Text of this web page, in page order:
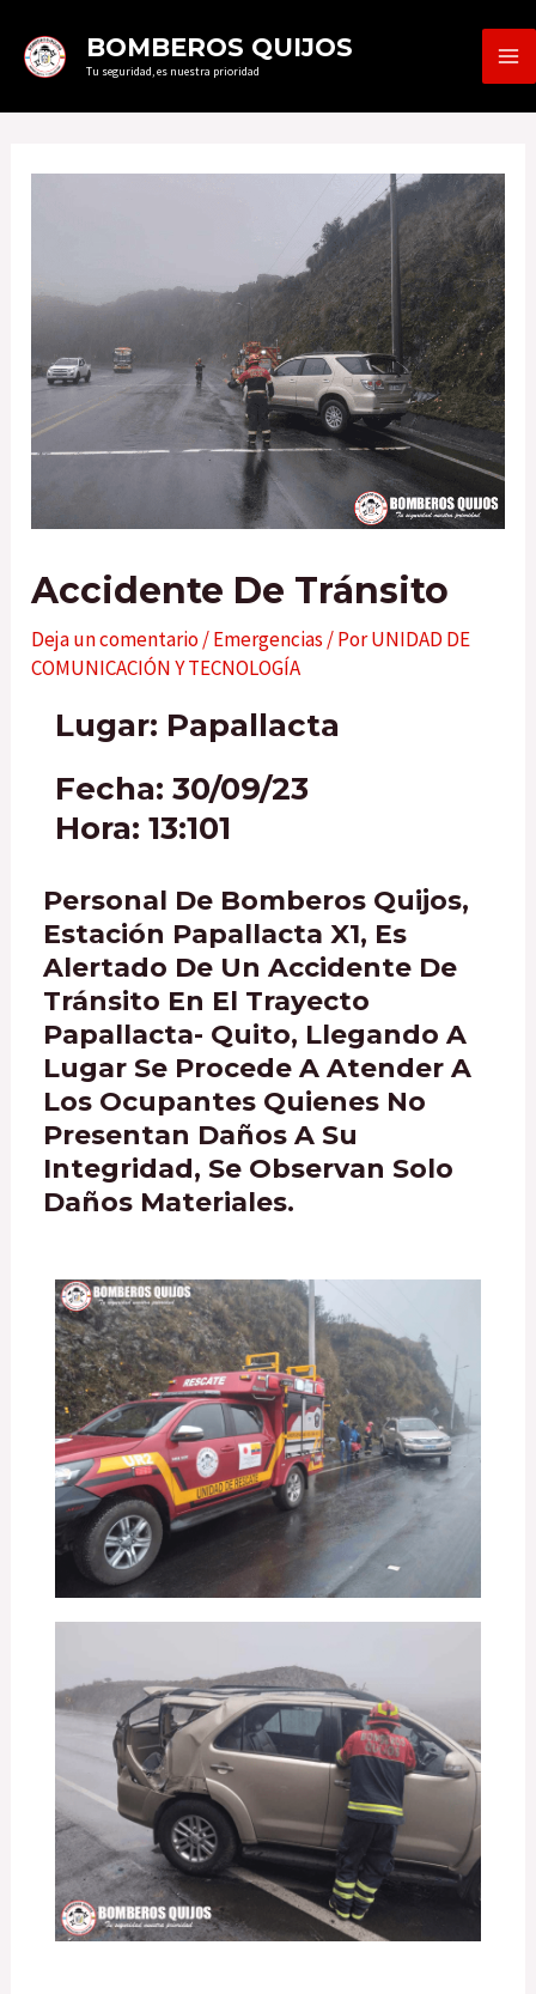
BOMBEROS QUIJOS
Tu seguridad, es nuestra prioridad
Accidente De Tránsito
Deja un comentario/Emergencias / PorUNIDAD DE
COMUNICACIÓN Y TECNOLOGÍA
Lugar: Papallacta
Fecha: 30/09/23
Hora: 13:101
Personal De Bomberos Quijos,
Estación Papallacta X1, Es
Alertado De Un Accidente De
Tránsito En El Trayecto
Papallacta- Quito, Llegando A
Lugar Se Procede A Atender A
Los Ocupantes Quienes No
Presentan Daños A Su
Integridad, Se Observan Solo
Daños Materiales.